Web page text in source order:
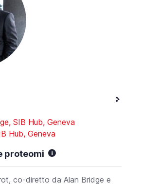
SIB Hub, Geneva
Hub, Geneva
proteomi
co-diretto da Alan Bridge e